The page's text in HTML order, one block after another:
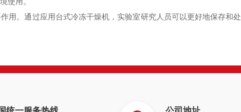
用。通过应用台式冷冻干燥机，实验室研究人员可以更好地保存和处